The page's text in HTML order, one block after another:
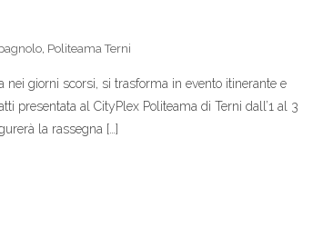
Politeama Terni
giorni scorsi, si trasforma in evento itinerante e
presentata al CityPlex Politeama di Terni dall’1 al 3
la rassegna […]